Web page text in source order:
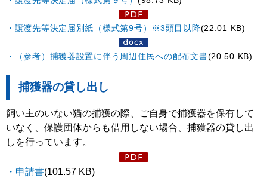
・譲渡先等決定届別紙（様式第9号）※3頭目以降(22.01 KB)
・（参考）捕獲器設置に伴う周辺住民への配布文書(20.50 KB)
捕獲器の貸し出し
飼い主のいない猫の捕獲の際、ご自身で捕獲器を保有して
いなく、保護団体からも借用しない場合、捕獲器の貸し出
しを行っています。
・申請書(101.57 KB)